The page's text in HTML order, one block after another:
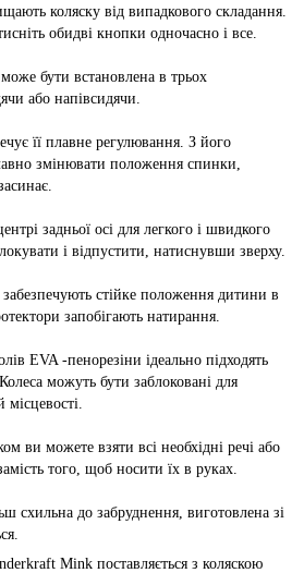
коляску від випадкового складання.
обидві кнопки одночасно і все.
бути встановлена ​​в трьох
або напівсидячи.
її плавне регулювання. З його
змінювати положення спинки,
задньої осі для легкого і швидкого
і відпустити, натиснувши зверху.
забезпечують стійке положення дитини в
запобігають натирання.
EVA -пенорезіни ідеально підходять
можуть бути заблоковані для
ви можете взяти всі необхідні речі або
того, щоб носити їх в руках.
схильна до забруднення, виготовлена ​​зі
Mink поставляється з коляскою